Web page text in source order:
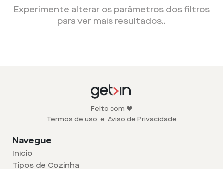
Experimente alterar os parâmetros dos filtros
para ver mais resultados..
Feito com ❤️
Termos de uso e Aviso de Privacidade
Navegue
Início
Tipos de Cozinha